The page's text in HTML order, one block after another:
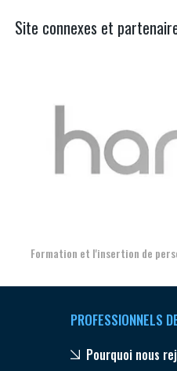
Site connexes et
Formation et l'insertion de
PROFESSIONNELS
Pourquoi nous